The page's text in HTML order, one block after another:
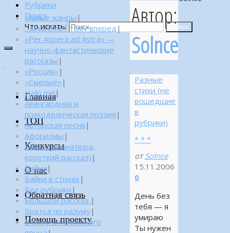
Рубрики
Поиск
Что искать:
Поиск
Главная
ТОП
Конкурсы
О нас
Обратная связь
Помощь проекту
Автор:
Solnce
Разные
стихи (не
вошедшие
в
рубрики)
* * *
от Solnce
15.11.2006
0
День без
тебя — я
умираю
Ты нужен
Малые жанры |
…много лет тому вперед |
«Per Aspera ad Astra» —
научно-фантастические
рассказы |
«Россия» |
«Смелые» |
Help me|
Авангардная и
психоделическая поэзия |
Авторская песня |
Афоризмы |
Байка (миниатюра,
короткий рассказ) |
Байки|
Байки в стихах |
Без рубрики |
Большой рассказ. |
Братья по разуму|
В поисках алмазного